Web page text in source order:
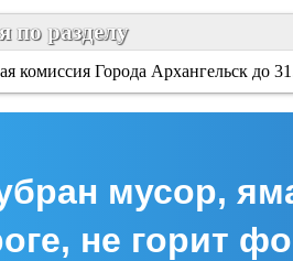
по разделу
комиссия Города Архангельск до
мусор,
не горит